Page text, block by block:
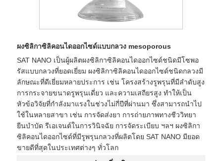
ผงซิลิกาซิลิคอนไดออกไซด์แบบกลวง mesoporous
SAT NANO เป็นผู้ผลิตผงซิลิกาซิลิคอนไดออกไซด์ชนิดมีโซพอ
รัสแบบกลวงที่ยอดเยี่ยม ผงซิลิกาซิลิคอนไดออกไซด์ชนิดกลวงมี
ลักษณะที่ดีเยี่ยมหลายประการ เช่น โครงสร้างรูพรุนที่มีลำดับสูง
การกระจายขนาดรูพรุนเดี่ยว และความเสถียรสูง ทำให้เป็น
หัวข้อวิจัยที่กำลังมาแรงในช่วงไม่กี่ปีที่ผ่านมา ซึ่งสามารถนำไป
ใช้ในหลายสาขา เช่น การจัดส่งยา การถ่ายภาพทางชีววิทยา
ยีนบำบัด รีเอเจนต์ในการวินิจฉัย การจัดระเบียบ ฯลฯ ผงซิลิกา
ซิลิคอนไดออกไซด์ที่มีรูพรุนกลวงที่ผลิตโดย SAT NANO มียอด
ขายดีที่สุดในประเทศต่างๆ ทั่วโลก